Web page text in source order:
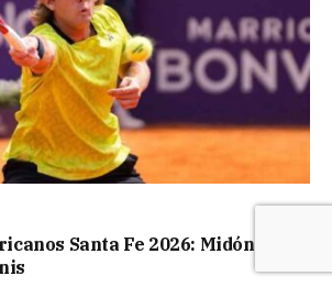
Santa Fe 2026: Midón en la